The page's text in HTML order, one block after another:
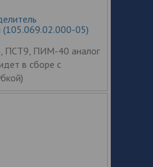
05)
ПСТ9, ПИМ-40 аналог
в сборе с